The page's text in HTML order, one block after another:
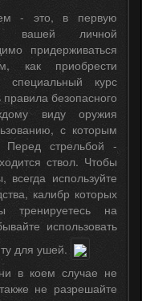
- это, в первую
вашей личной
придерживаться
как приобрести
специальный курс
безопасного
виду оружия
с которым
Перед стрельбой -
ствол. Чтобы
используйте
калибр которых
тренируетесь на
использовать
для ушей.
в коем случае не
не разрешайте